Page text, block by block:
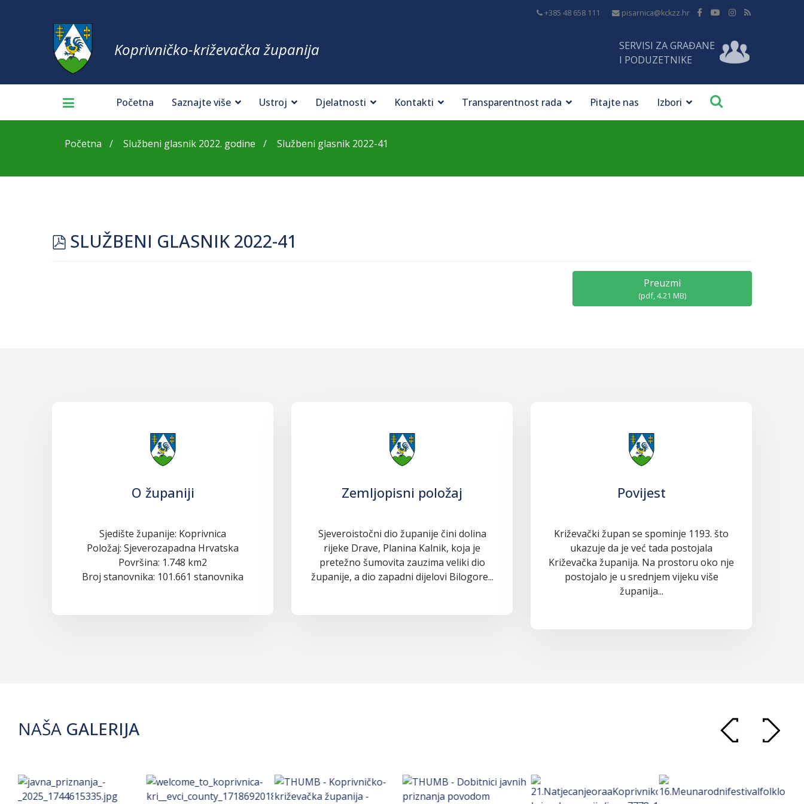
+385 48 658 111 pisarnica@kckzz.hr
Koprivničko-križevačka županija
SERVISI ZA GRAĐANE
I PODUZETNIKE
Početna Saznajte više Ustroj Djelatnosti Kontakti Transparentnost rada Pitajte nas Izbori
Početna Službeni glasnik 2022. godine Službeni glasnik 2022-41
pdf
SLUŽBENI GLASNIK 2022-41
Preuzmi
(pdf,4.21 MB)
O županiji
Sjedište županije: Koprivnica
Položaj: Sjeverozapadna Hrvatska
Površina: 1.748 km2
Broj stanovnika: 101.661 stanovnika
Zemljopisni položaj
Sjeveroistočni dio županije čini dolina
rijeke Drave, Planina Kalnik, koja je
pretežno šumovita zauzima veliki dio
županije, a dio zapadni dijelovi Bilogore...
Povijest
Križevački župan se spominje 1193. što
ukazuje da je već tada postojala
Križevačka županija. Na prostoru oko nje
postojalo je u srednjem vijeku više
županija...
NAŠA GALERIJA